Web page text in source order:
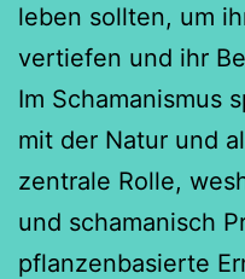
leben sollten, um
vertiefen und ihr
Im Schamanismus
mit der Natur und
zentrale Rolle,
und schamanisch
pflanzenbasierte